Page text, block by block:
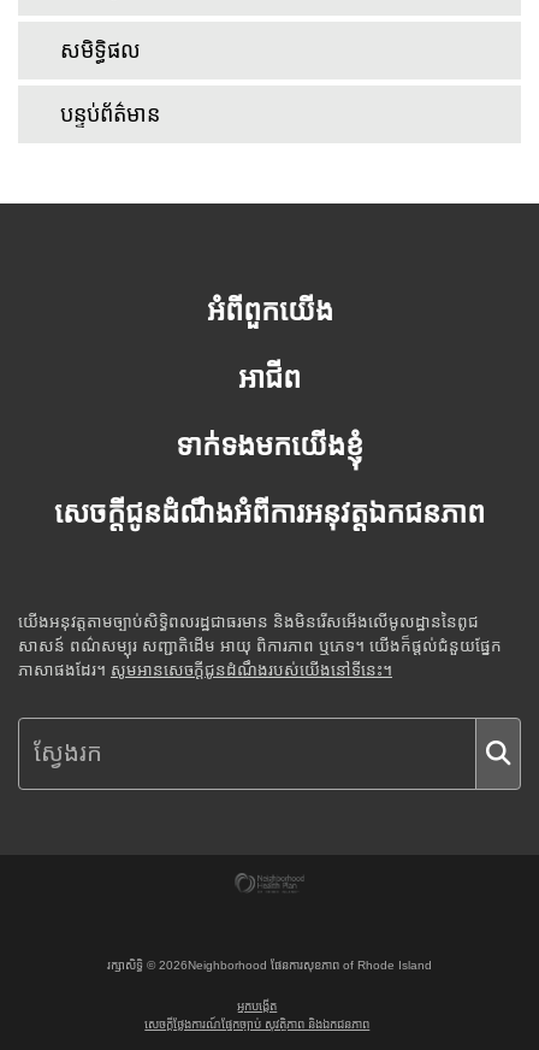
សមិទ្ធិផល
បន្ទប់ព័ត៌មាន
អំពីពួកយើង
អាជីព
ទាក់ទងមកយើងខ្ញុំ
សេចក្តីជូនដំណឹងអំពីការអនុវត្តឯកជនភាព
យើងអនុវត្តតាមច្បាប់សិទ្ធិពលរដ្ឋជាធរមាន និងមិនរើសអើងលើមូលដ្ឋាននៃពូជ
សាសន៍ ពណ៌សម្បុរ សញ្ជាតិដើម អាយុ ពិការភាព ឬភេទ។ យើងក៏ផ្តល់ជំនួយផ្នែក
ភាសាផងដែរ។ សូមអានសេចក្តីជូនដំណឹងរបស់យើងនៅទីនេះ។
រក្សាសិទ្ធិ ©2026Neighborhood ផែនការសុខភាព of Rhode Island
អ្នកបង្កើត
សេចក្តីថ្លែងការណ៍ផ្នែកច្បាប់ សុវត្ថិភាព និងឯកជនភាព